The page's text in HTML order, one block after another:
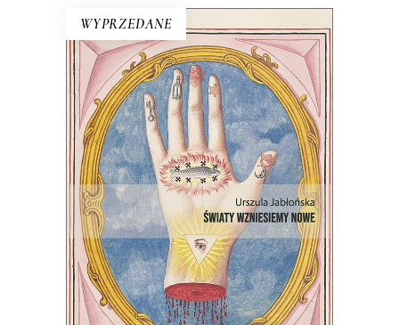
WYPRZEDANE
ŚWIATY WZNIESIEMY NOWE
Wprawdzie niektórzy mówią, że świat
taki, jaki znamy, dobiega końca, ale
jednak wciąż są ludzie, którzy chcą
wymyślać go na nowo.
44.00zł 22.00zł